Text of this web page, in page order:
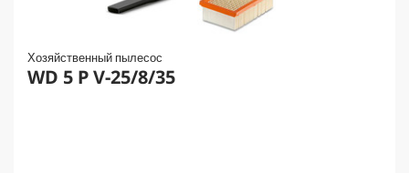
Хозяйственный пылесос
WD 5 P V-25/8/35